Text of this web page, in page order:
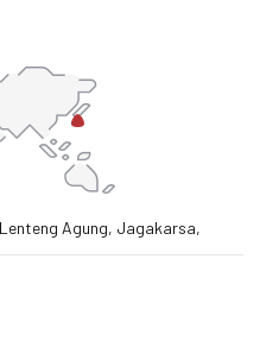
Lenteng Agung, Jagakarsa,